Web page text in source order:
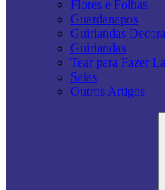
Flores e Folhas
Guardanapos
Guirlandas
Guirlandas
Tear para Fazer
Saias
Outros Artigos